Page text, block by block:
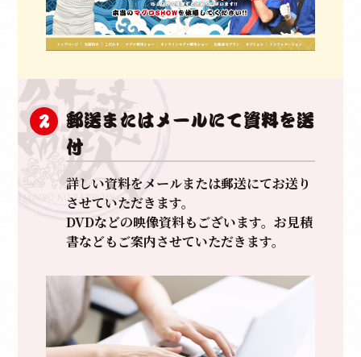
日々進化を止めることなく、日本全国、世界へと
2
郵送またはメールにて資料を送
付
詳しい資料をメールまたは郵送にてお送り
させていただきます。
DVDなどの映像資料もございます。お見積
書などもご案内させていただきます。